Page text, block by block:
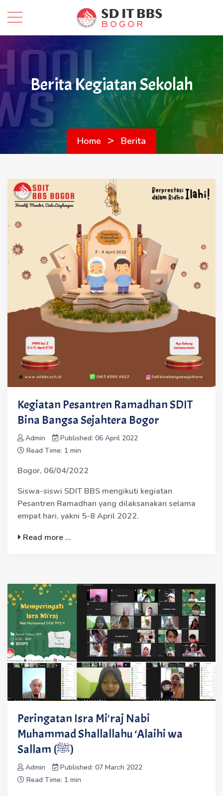
Berita Kegiatan Sekolah
Home > Berita
Kegiatan Pesantren Ramadhan SDIT
Bina Bangsa Sejahtera Bogor
Admin
Published: 06 April 2022
Read Time: 1 min
Bogor, 06/04/2022
Siswa-siswi SDIT BBS mengikuti kegiatan
Pesantren Ramadhan yang dilaksanakan selama
empat hari, yakni 5-8 April 2022.
Read more ...
Peringatan Isra Mi'raj Nabi
Muhammad Shallallahu ‘Alaihi wa
Sallam (ﷺ)
Admin
Published: 07 March 2022
Read Time: 1 min